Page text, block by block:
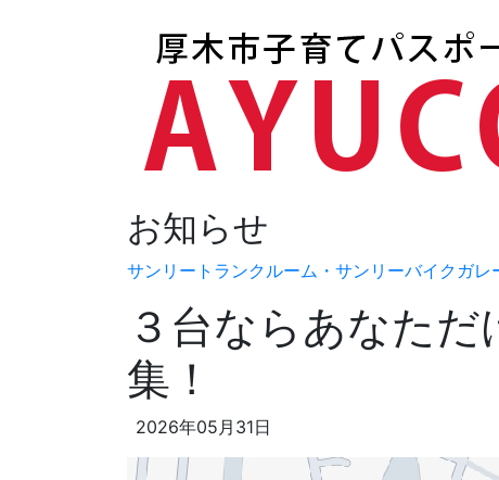
お知らせ
サンリートランクルーム・サンリーバイクガレ
３台ならあなた
集！
2026年05月31日